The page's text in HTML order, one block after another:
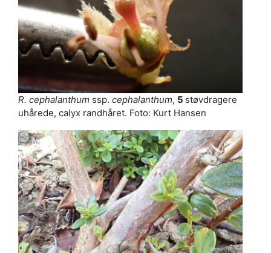
R. cephalanthum ssp. cephalanthum, 5 støvdragere
uhårede, calyx randhåret. Foto: Kurt Hansen